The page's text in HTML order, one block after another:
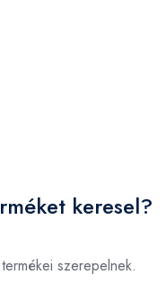
keresel?
szerepelnek.